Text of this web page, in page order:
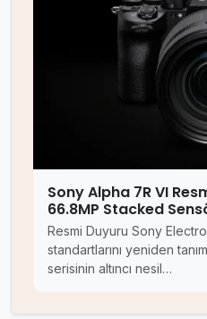
Sony Alpha 7R VI
66.8MP Stacked
Resmi Duyuru Sony
standartlarını yeniden
serisinin altıncı nesil…